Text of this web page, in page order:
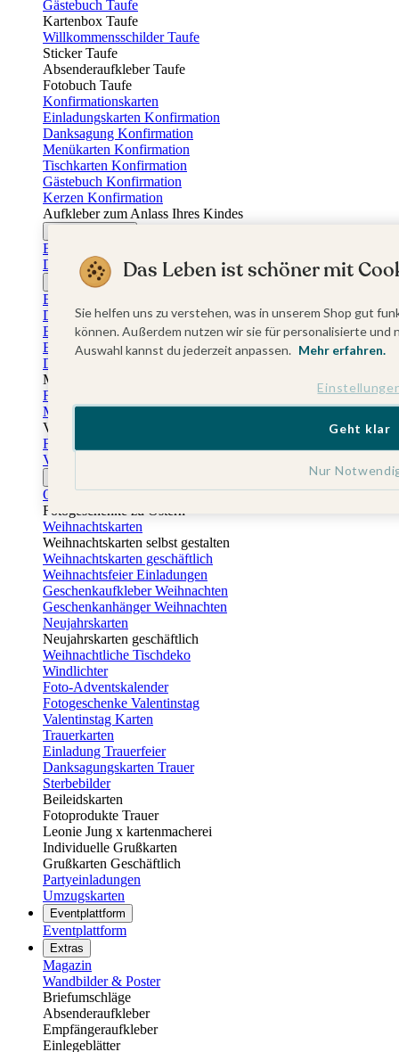
Gästebuch Taufe
Kartenbox Taufe
Willkommensschilder Taufe
Sticker Taufe
Absenderaufkleber Taufe
Fotobuch Taufe
Konfirmationskarten
Einladungskarten Konfirmation
Danksagung Konfirmation
Menükarten Konfirmation
Tischkarten Konfirmation
Gästebuch Konfirmation
Kerzen Konfirmation
Aufkleber zum Anlass Ihres Kindes
Einladungskarten Firmung
Dankeskarten Firmung
Jugendweihekarten
Einladungskarten Jugendweihe
Dankeskarten Jugendweihe
Einschulungskarten
Einladungskarten Einschulung
Danksagung Einschulung
Muttertag
Fotogeschenke Muttertag
Muttertagskarten
Vatertag
Fotogeschenke Vatertag
Vatertagskarten
Osterkarten
Fotogeschenke zu Ostern
Weihnachtskarten
Weihnachtskarten selbst gestalten
Weihnachtskarten geschäftlich
Weihnachtsfeier Einladungen
Geschenkaufkleber Weihnachten
Geschenkanhänger Weihnachten
Neujahrskarten
Neujahrskarten geschäftlich
Weihnachtliche Tischdeko
Windlichter
Foto-Adventskalender
Fotogeschenke Valentinstag
Valentinstag Karten
Trauerkarten
Einladung Trauerfeier
Danksagungskarten Trauer
Sterbebilder
Beileidskarten
Fotoprodukte Trauer
Leonie Jung x kartenmacherei
Individuelle Grußkarten
Grußkarten Geschäftlich
Partyeinladungen
Umzugskarten
Eventplattform
Eventplattform
Extras
Magazin
Wandbilder & Poster
Briefumschläge
Absenderaufkleber
Empfängeraufkleber
Einlegeblätter
Das Leben ist schöner mit
Sie helfen uns zu verstehen, was in unserem Shop gut
können. Außerdem nutzen wir sie für personalisierte
Auswahl kannst du jederzeit anpassen. Mehr erfahren.
Nur
Geht klar